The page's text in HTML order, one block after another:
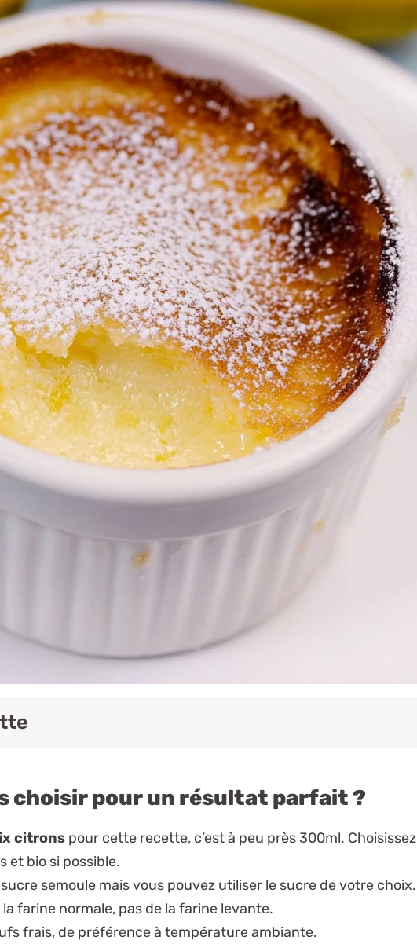
choisir pour un résultat parfait ?
citrons pour cette recette, c’est à peu près 300ml. Choisissez
et bio si possible.
sucre semoule mais vous pouvez utiliser le sucre de votre choix.
la farine normale, pas de la farine levante.
frais, de préférence à température ambiante.